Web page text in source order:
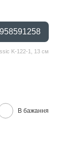
K-122-1, 13 см
В бажання